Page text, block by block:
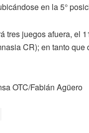
en la 5°
tres juegos afuera, el
CR); en tanto
OTC/Fabián Agüero